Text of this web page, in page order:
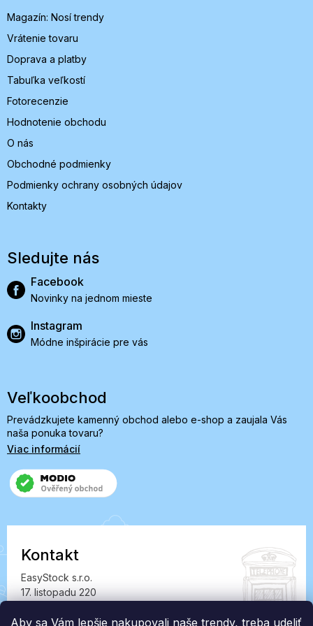
Aby sa Vám lepšie nakupovali naše trendy, treba udeliť
eMagazín: Nosí trendy
Vrátenie tovaru
Doprava a platby
Tabuľka veľkostí
Fotorecenzie
Hodnotenie obchodu
O nás
Obchodné podmienky
Podmienky ochrany osobných údajov
Kontakty
Sledujte nás
Facebook
Novinky na jednom mieste
Instagram
Módne inšpirácie pre vás
Veľkoobchod
Prevádzkujete kamenný obchod alebo e-shop a zaujala Vás
naša ponuka tovaru?
Viac informácií
Kontakt
EasyStock s.r.o.
17. listopadu 220
IČ: 07727402, DIČ: CZ07727402